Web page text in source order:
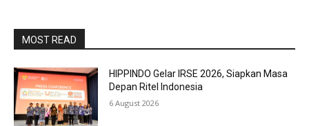
MOST READ
HIPPINDO Gelar IRSE 2026, Siapkan Masa
Depan Ritel Indonesia
6 August 2026